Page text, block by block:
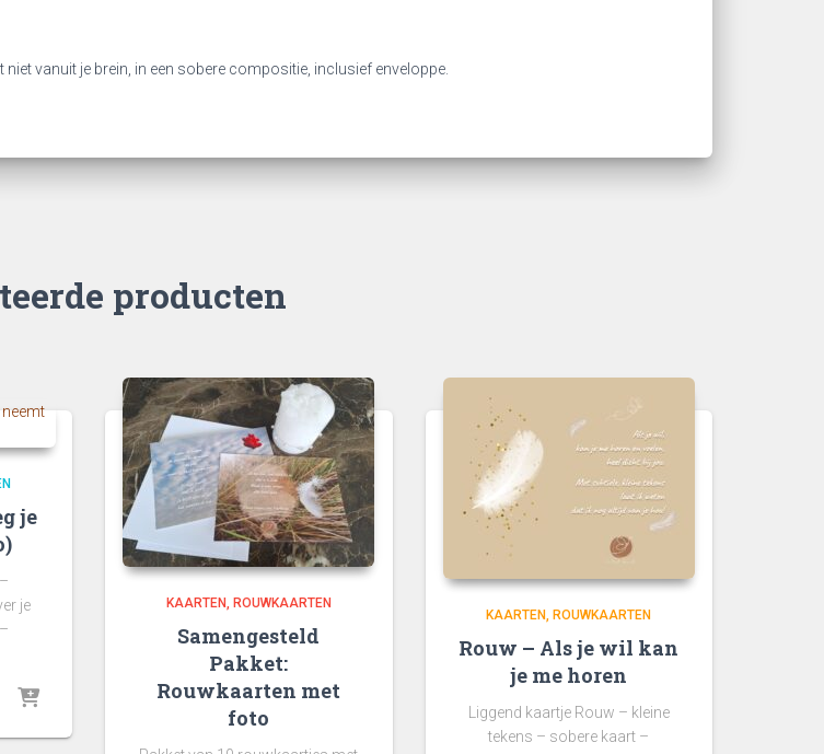
vanuit je brein, in een sobere compositie, inclusief enveloppe.
producten
je
je
KAARTEN ROUWKAARTEN
Samengesteld
Pakket:
Rouwkaarten met
foto
KAARTEN ROUWKAARTEN
Rouw – Als je wil kan
je me horen
Liggend kaartje Rouw – kleine
tekens – sobere kaart –